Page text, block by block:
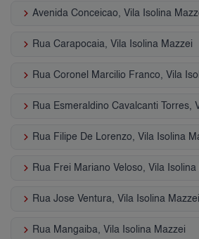
keyboard_arrow_right Avenida Conceicao, Vila Isolina
keyboard_arrow_right Rua Carapocaia, Vila Isolina Mazzei
keyboard_arrow_right Rua Coronel Marcilio Franco, Vila
keyboard_arrow_right
keyboard_arrow_right Rua Filipe De Lorenzo, Vila Isolina
keyboard_arrow_right Rua Frei Mariano Veloso, Vila Isolina
keyboard_arrow_right Rua Jose Ventura, Vila Isolina Mazzei
keyboard_arrow_right Rua Mangaiba, Vila Isolina Mazzei